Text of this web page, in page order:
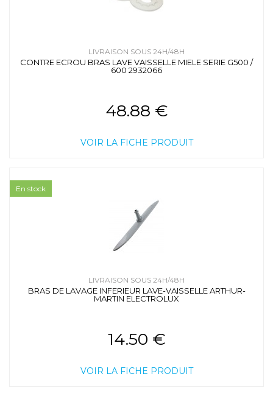
LIVRAISON SOUS 24H/48H
CONTRE ECROU BRAS LAVE VAISSELLE MIELE SERIE G500 /
600 2932066
48.88 €
VOIR LA FICHE PRODUIT
LIVRAISON SOUS 24H/48H
BRAS DE LAVAGE INFERIEUR LAVE-VAISSELLE ARTHUR-
MARTIN ELECTROLUX
14.50 €
VOIR LA FICHE PRODUIT
En stock